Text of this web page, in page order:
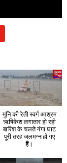
मुनि की रेती स्वर्ग आश्रम
ऋषिकेश लगातार हो रही
बारिश के चलते गंगा घाट
पूरी तरह जलमग्न हो गए
हैं।